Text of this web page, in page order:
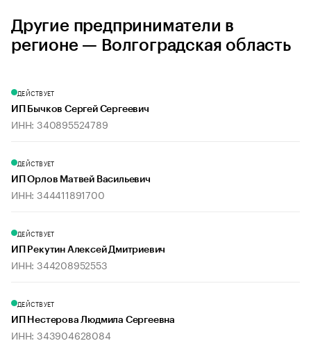
Другие предприниматели в
регионе — Волгоградская область
ДЕЙСТВУЕТ
ИП Бычков Сергей Сергеевич
ИНН: 340895524789
ДЕЙСТВУЕТ
ИП Орлов Матвей Васильевич
ИНН: 344411891700
ДЕЙСТВУЕТ
ИП Рекутин Алексей Дмитриевич
ИНН: 344208952553
ДЕЙСТВУЕТ
ИП Нестерова Людмила Сергеевна
ИНН: 343904628084